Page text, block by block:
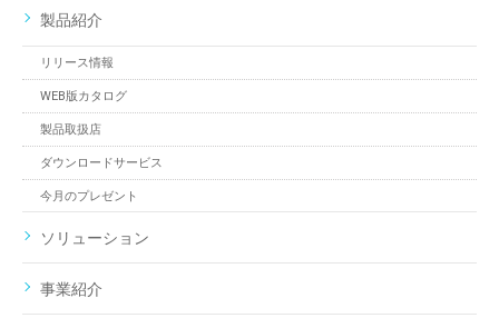
製品紹介
リリース情報
WEB版カタログ
製品取扱店
ダウンロードサービス
今月のプレゼント
ソリューション
事業紹介